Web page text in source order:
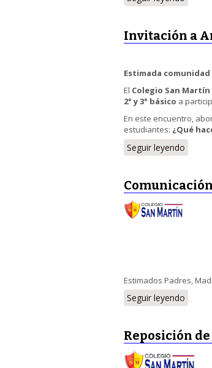
Invitación a
Estimada
El Colegio San Martín
2° y 3° básico a
En este encuentro,
estudiantes: ¿Qué
Seguir leyendo
Estimados Padres,
Seguir leyendo
Reposición de